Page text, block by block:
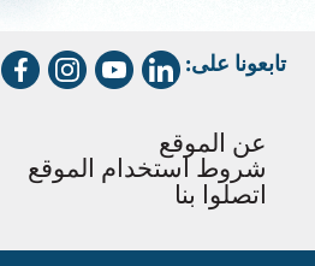
تابعونا على:
عن الموقع
شروط استخدام الموقع
اتصلوا بنا